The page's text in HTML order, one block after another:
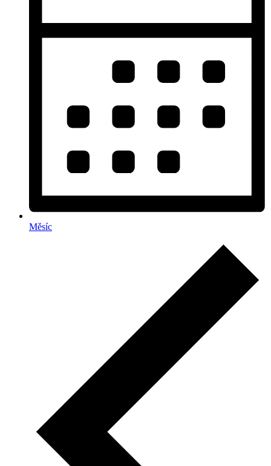
Měsíc